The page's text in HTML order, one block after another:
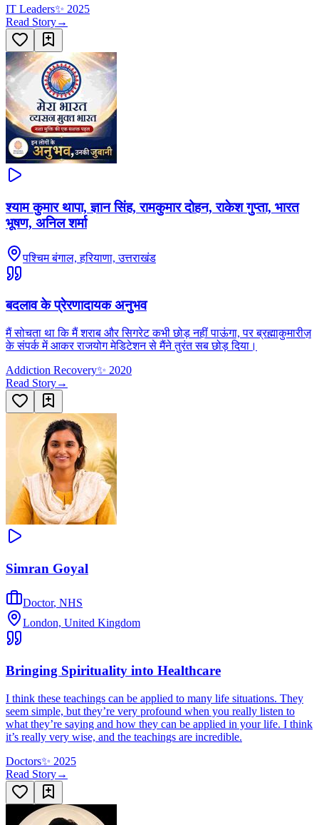
IT Leaders✨ 2025
Read Story→
श्याम कुमार थापा, ज्ञान सिंह, रामकुमार दोहन, राकेश गुप्ता, भारत
भूषण, अनिल शर्मा
पश्चिम बंगाल, हरियाणा, उत्तराखंड
बदलाव के प्रेरणादायक अनुभव
मैं सोचता था कि मैं शराब और सिगरेट कभी छोड़ नहीं पाऊंगा, पर ब्रह्माकुमारीज़
के संपर्क में आकर राजयोग मेडिटेशन से मैंने तुरंत सब छोड़ दिया।
Addiction Recovery✨ 2020
Read Story→
Simran Goyal
Doctor, NHS
London, United Kingdom
Bringing Spirituality into Healthcare
I think these teachings can be applied to many life situations. They
seem simple, but they’re very profound when you really listen to
what they’re saying and how they can be applied in your life. I think
it’s really very wise, and the teachings are incredible.
Doctors✨ 2025
Read Story→